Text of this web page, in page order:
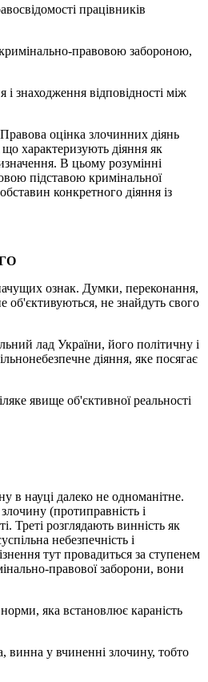
працівників
правовою забороною,
знаходження відповідності між
оцінка злочинних діянь
характеризують діяння як
В цьому розумінні
підставою кримінальної
конкретного діяння із
ознак. Думки, переконання,
об'єктивуються, не знайдуть свого
лад України, його політичну і
діяння, яке посягає
явище об'єктивної реальності
в науці далеко не одноманітне.
(протиправність і
Треті розглядають винність як
небезпечність і
тут провадиться за ступенем
правової заборони, вони
яка встановлює караність
винна у вчиненні злочину, тобто